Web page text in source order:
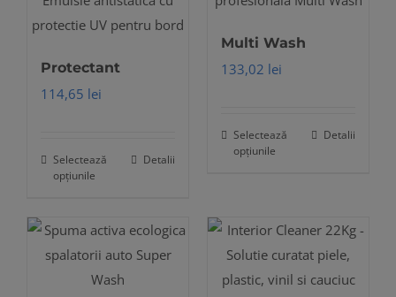
Protectant
114,65 lei
Selectează
opțiunile
Acest
mai
multe
variații.
Detalii
Multi Wash
133,02 lei
Selectează
opțiunile
Acest
multe
variații.
Opțiunile
Detalii